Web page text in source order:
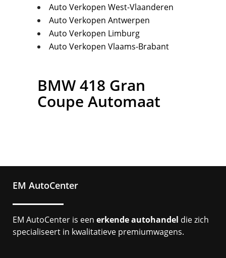
Auto Verkopen West-Vlaanderen
Auto Verkopen Antwerpen
Auto Verkopen Limburg
Auto Verkopen Vlaams-Brabant
BMW418 Gran
Coupe Automaat
EM AutoCenter
EM AutoCenter is een erkende autohandel die zich
specialiseert in kwalitatieve premiumwagens.